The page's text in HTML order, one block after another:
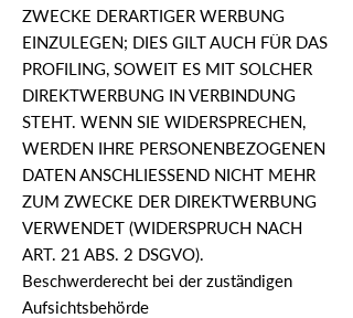
ZWECKE DERARTIGER WERBUNG
EINZULEGEN; DIES GILT AUCH FÜR DAS
PROFILING, SOWEIT ES MIT SOLCHER
DIREKTWERBUNG IN VERBINDUNG
STEHT. WENN SIE WIDERSPRECHEN,
WERDEN IHRE PERSONENBEZOGENEN
DATEN ANSCHLIESSEND NICHT MEHR
ZUM ZWECKE DER DIREKTWERBUNG
VERWENDET (WIDERSPRUCH NACH
ART. 21 ABS. 2 DSGVO).
Beschwerde­recht bei der zuständigen
Aufsichts­behörde